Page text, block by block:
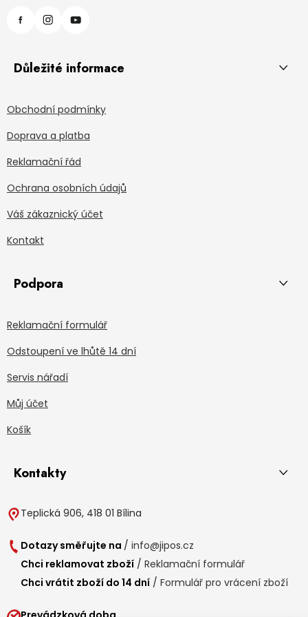
Důležité informace
Obchodní podmínky
Doprava a platba
Reklamační řád
Ochrana osobních údajů
Váš zákaznický účet
Kontakt
Podpora
Reklamační formulář
Odstoupení ve lhůtě 14 dní
Servis nářadí
Můj účet
Košík
Kontakty
Teplická 906, 418 01 Bílina
Dotazy směřujte na / info@jipos.cz
Chci reklamovat zboží / Reklamační formulář
Chci vrátit zboží do 14 dní / Formulář pro vrácení zboží